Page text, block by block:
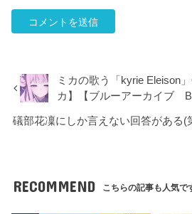
ミカの歌う「kyrie Eleison
カ】【ブルーアーカイブ
礒部花凜にしか言えない回答がある
RECOMMEND こちらの記事も人気で